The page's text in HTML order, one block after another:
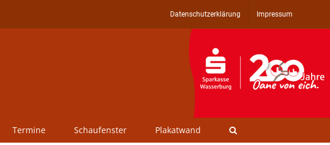
Datenschutzerklärung Impressum
Termine Schaufenster Plakatwand